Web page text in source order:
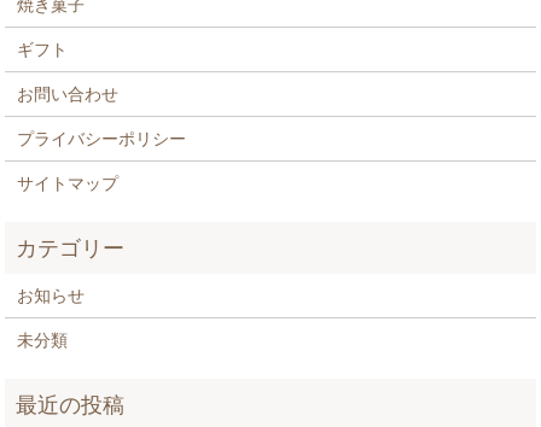
焼き菓子
ギフト
お問い合わせ
プライバシーポリシー
サイトマップ
カテゴリー
お知らせ
未分類
最近の投稿